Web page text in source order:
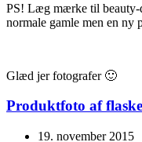
PS! Læg mærke til beauty-
normale gamle men en ny
Glæd jer fotografer 🙂
Produktfoto af
19. november 2015